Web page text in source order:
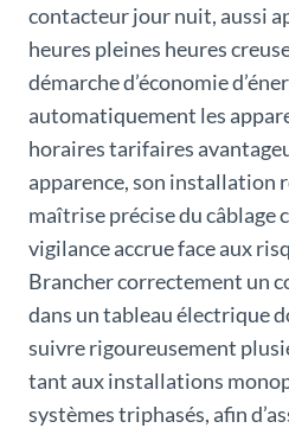
contacteur jour nuit, aussi
heures pleines heures
démarche d’économie
automatiquement les
horaires tarifaires
apparence, son installation
maîtrise précise du câblage
vigilance accrue face aux
Brancher correctement un
dans un tableau électrique
suivre rigoureusement
tant aux installations
systèmes triphasés, afin